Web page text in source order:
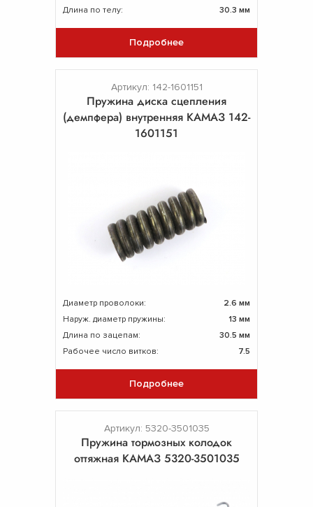
Длина по телу:
30.3 мм
Подробнее
Артикул: 142-1601151
Пружина диска сцепления
(демпфера) внутренняя КАМАЗ 142-
1601151
Диаметр проволоки:
2.6 мм
Наруж. диаметр пружины:
13 мм
Длина по зацепам:
30.5 мм
Рабочее число витков:
7.5
Подробнее
Артикул: 5320-3501035
Пружина тормозных колодок
оттяжная КАМАЗ 5320-3501035